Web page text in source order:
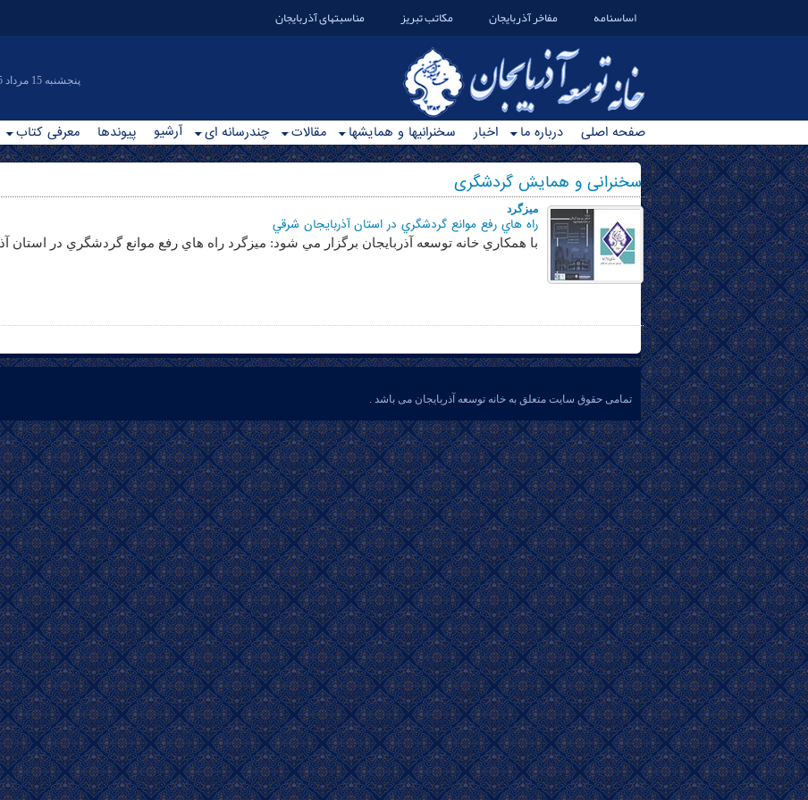
اساسنامه مفاخر آذربایجان مکاتب تبریز مناسبتهای آذربایجان
|پنجشنبه 15 مرداد 1405
صفحه اصلی درباره ما اخبار سخنرانیها و همایشها مقالات چندرسانه ای آرشیو پیوندها معرفی کتاب
سخنرانی و همایش گردشگری
ميزگرد
راه هاي رفع موانع گردشگري در استان آذربايجان شرقي
با همكاري خانه توسعه آذربايجان برگزار مي شود: ميزگرد راه هاي رفع موانع گردشگري در استان
تمامی حقوق سایت متعلق به خانه توسعه آذربایجان می باشد .